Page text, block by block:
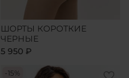
ШОРТЫ КОРОТКИЕ
ЧЕРНЫЕ
5 950 ₽
-15%